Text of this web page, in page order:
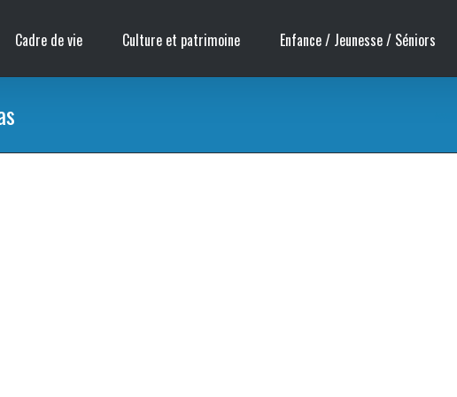
Cadre de vie Culture et patrimoine Enfance / Jeunesse / Séniors